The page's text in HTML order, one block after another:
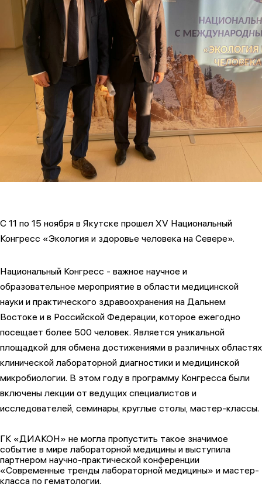
С 11 по 15 ноября в Якутске прошел XV Национальный
Конгресс «Экология и здоровье человека на Севере».
Национальный Конгресс - важное научное и
образовательное мероприятие в области медицинской
науки и практического здравоохранения на Дальнем
Востоке и в Российской Федерации, которое ежегодно
посещает более 500 человек. Является уникальной
площадкой для обмена достижениями в различных областях
клинической лабораторной диагностики и медицинской
микробиологии. В этом году в программу Конгресса были
включены лекции от ведущих специалистов и
исследователей, семинары, круглые столы, мастер-классы.
ГК «ДИАКОН» не могла пропустить такое значимое
событие в мире лабораторной медицины и выступила
партнером научно-практической конференции
«Современные тренды лабораторной медицины» и мастер-
класса по гематологии.